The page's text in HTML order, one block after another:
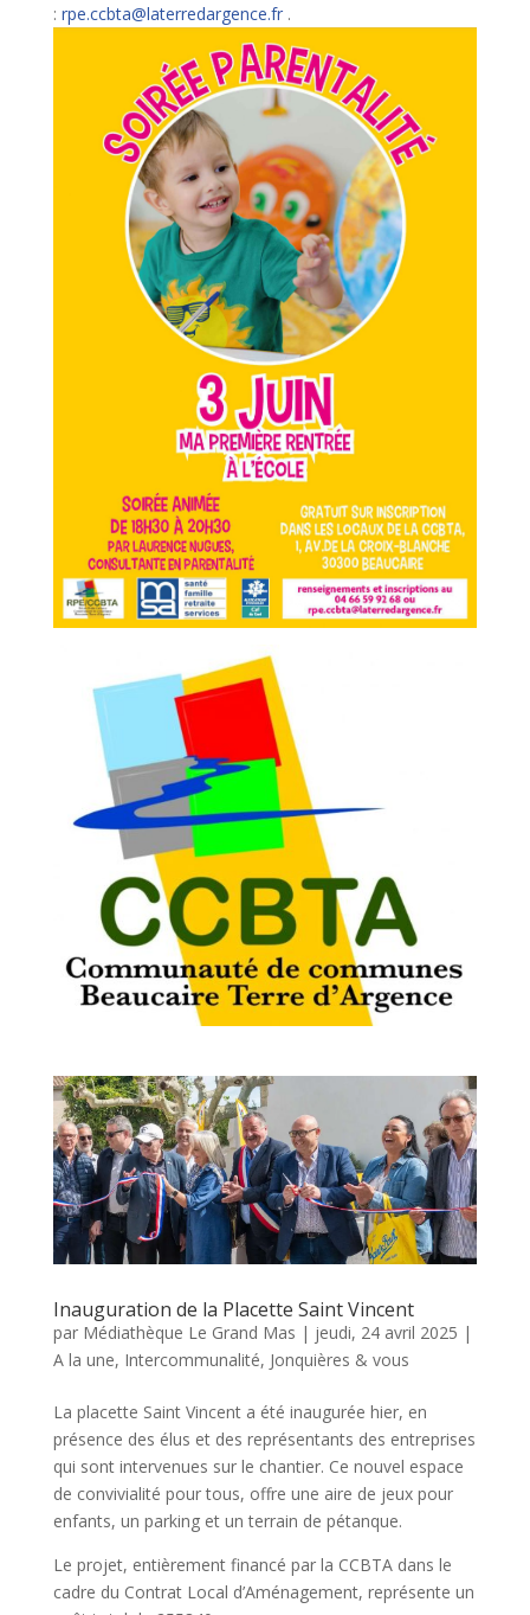
: rpe.ccbta@laterredargence.fr.
Inauguration de la Placette Saint Vincent
par Médiathèque Le Grand Mas | jeudi, 24 avril 2025 |
A la une, Intercommunalité, Jonquières & vous
La placette Saint Vincent a été inaugurée hier, en
présence des élus et des représentants des entreprises
qui sont intervenues sur le chantier. Ce nouvel espace
de convivialité pour tous, offre une aire de jeux pour
enfants, un parking et un terrain de pétanque.
Le projet, entièrement financé par la CCBTA dans le
cadre du Contrat Local d’Aménagement, représente un